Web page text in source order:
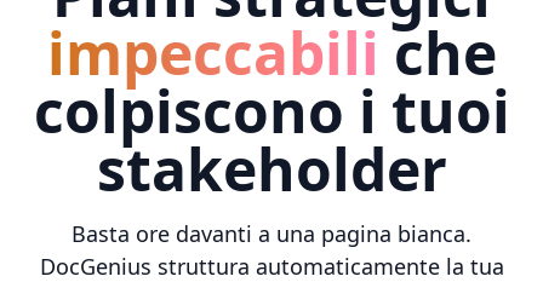
impeccabili che
colpiscono i tuoi
stakeholder
Basta ore davanti a una pagina bianca.
DocGenius struttura automaticamente la tua